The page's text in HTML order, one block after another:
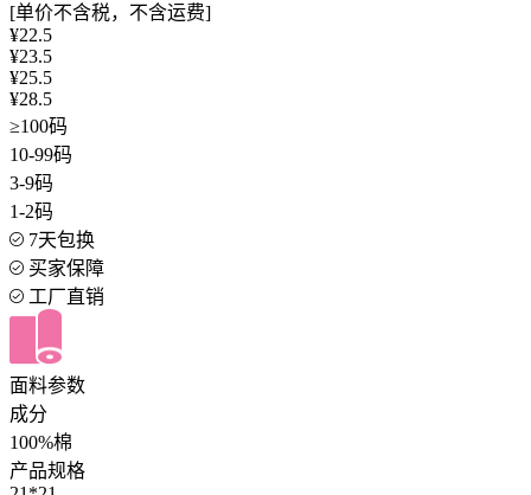
[单价不含税，不含运费]
¥22.5
¥23.5
¥25.5
¥28.5
≥100码
10-99码
3-9码
1-2码
7天包换
买家保障
工厂直销
面料参数
成分
100%棉
产品规格